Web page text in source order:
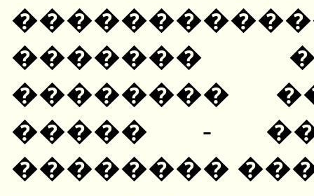
�������
��������
����� -
��������